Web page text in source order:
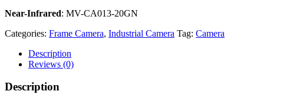
Near-Infrared: MV-CA013-20GN
Categories: Frame Camera, Industrial Camera Tag: Camera
Description
Reviews (0)
Description